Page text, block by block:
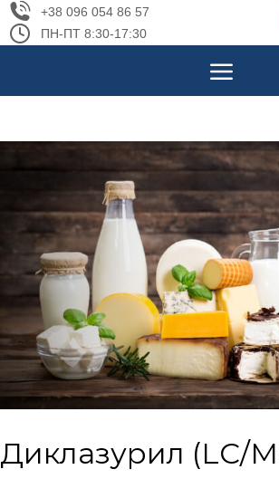
+38 096 054 86 57
ПН-ПТ 8:30-17:30
Диклазурил (LC/